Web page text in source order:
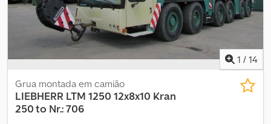
1 / 14
Grua montada em camião
LIEBHERR LTM 1250 12x8x10 Kran
250 to Nr.: 706